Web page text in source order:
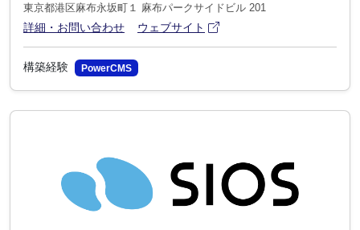
東京都港区麻布永坂町１ 麻布パークサイドビル 201
詳細・お問い合わせ ウェブサイト
構築経験 PowerCMS